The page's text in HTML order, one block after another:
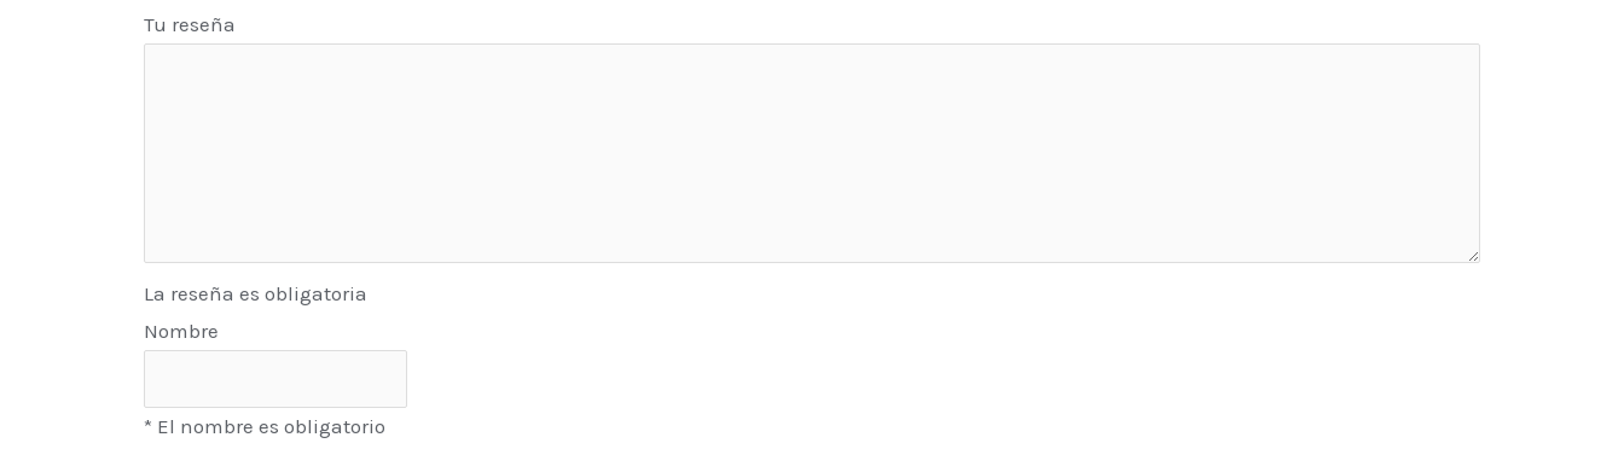
Tu reseña
La reseña es obligatoria
Nombre
* El nombre es obligatorio